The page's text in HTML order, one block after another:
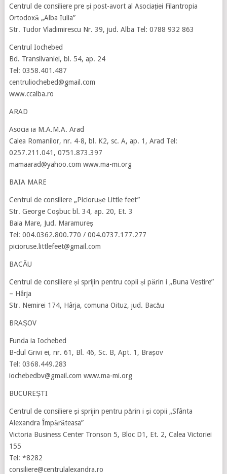
Centrul de consiliere pre și post-avort al Asociației Filantropia
Ortodoxă „Alba Iulia”
Str. Tudor Vladimirescu Nr. 39, jud. Alba Tel: 0788 932 863
Centrul Iochebed
Bd. Transilvaniei, bl. 54, ap. 24
Tel: 0358.401.487
centruliochebed@gmail.com
www.ccalba.ro
ARAD
Asocia ia M.A.M.A. Arad
Calea Romanilor, nr. 4-8, bl. K2, sc. A, ap. 1, Arad Tel:
0257.211.041, 0751.873.397
mamaarad@yahoo.com www.ma-mi.org
BAIA MARE
Centrul de consiliere „Piciorușe Little feet”
Str. George Coșbuc bl. 34, ap. 20, Et. 3
Baia Mare, Jud. Maramureș
Tel: 004.0362.800.770 / 004.0737.177.277
picioruse.littlefeet@gmail.com
BACĂU
Centrul de consiliere și sprijin pentru copii și părin i „Buna Vestire”
– Hârja
Str. Nemirei 174, Hârja, comuna Oituz, jud. Bacău
BRAȘOV
Funda ia Iochebed
B-dul Grivi ei, nr. 61, Bl. 46, Sc. B, Apt. 1, Brașov
Tel: 0368.449.283
iochebedbv@gmail.com www.ma-mi.org
BUCUREȘTI
Centrul de consiliere și sprijin pentru părin i și copii „Sfânta
Alexandra Împărăteasa”
Victoria Business Center Tronson 5, Bloc D1, Et. 2, Calea Victoriei
155
Tel: *8282
consiliere@centrulalexandra.ro